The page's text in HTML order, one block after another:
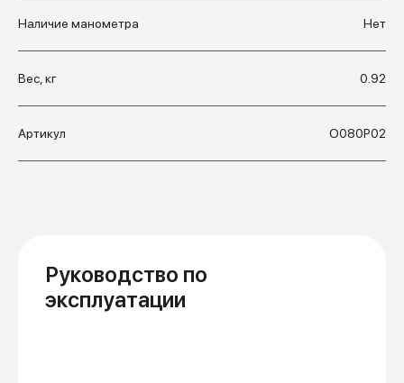
Наличие манометра Нет
Вес, кг 0.92
Артикул О080Р02
Руководство по
эксплуатации